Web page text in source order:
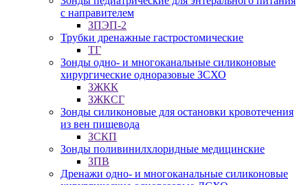
с направителем
ЗПЭП-2
Трубки дренажные гастростомические
ТГ
Зонды одно- и многоканальные силиконовые
хирургические одноразовые ЗСХО
ЗЖКК
ЗЖКСГ
Зонды силиконовые для остановки кровотечения
из вен пищевода
ЗСКП
Зонды поливинилхлоридные медицинские
ЗПВ
Дренажи одно- и многоканальные силиконовые